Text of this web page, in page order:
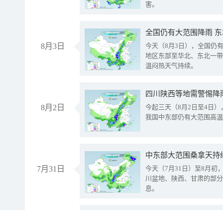
害。
8月3日
全国仍有大范围降雨
今天（8月3日），全国仍
地区东部至华北、东北一
温闷热天气持续。
8月2日
今起三天（8月2日至4日
我国中东部仍有大范围高
7月31日
中东部大范围桑拿天
今天（7月31日）至8月初
川盆地、陕西、甘肃的部
息。